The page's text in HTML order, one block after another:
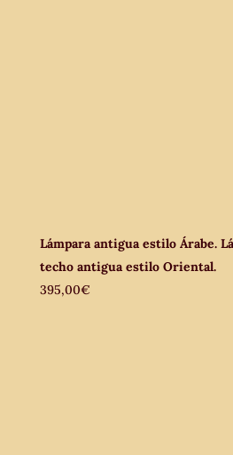
Lámpara antigua estilo Árabe.
techo antigua estilo Oriental.
395,00€